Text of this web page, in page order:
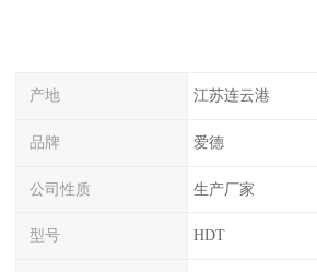
产地 江苏连云港
品牌 爱德
公司性质 生产厂家
型号 HDT